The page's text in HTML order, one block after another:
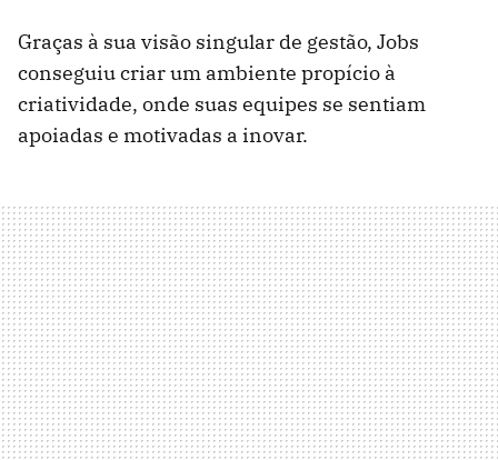
Graças à sua visão singular de gestão, Jobs
conseguiu criar um ambiente propício à
criatividade, onde suas equipes se sentiam
apoiadas e motivadas a inovar.